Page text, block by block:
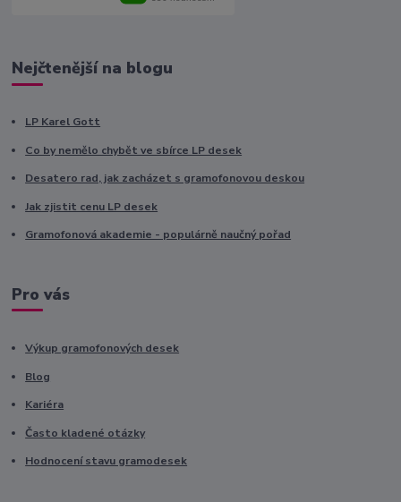
Nejčtenější na blogu
LP Karel Gott
Co by nemělo chybět ve sbírce LP desek
Desatero rad, jak zacházet s gramofonovou deskou
Jak zjistit cenu LP desek
Gramofonová akademie - populárně naučný pořad
Pro vás
Výkup gramofonových desek
Blog
Kariéra
Často kladené otázky
Hodnocení stavu gramodesek